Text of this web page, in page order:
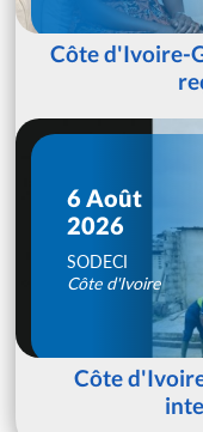
Côte d'Ivoire-
6 Août
2026
SODECI
Côte d'Ivoire
Côte